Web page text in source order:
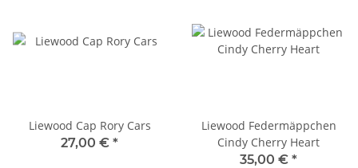
Liewood Cap Rory Cars
27,00 € *
Liewood Federmäppchen
Cindy Cherry Heart
35,00 € *